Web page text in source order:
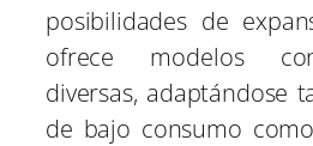
posibilidades de
ofrece modelos
diversas, adaptándose
de bajo consumo